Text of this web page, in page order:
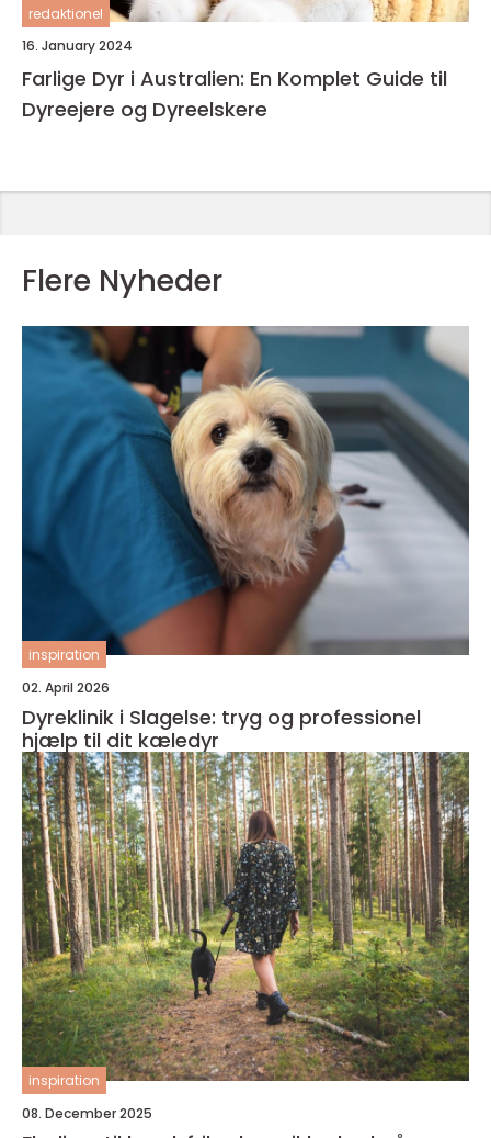
redaktionel
16. January 2024
Farlige Dyr i Australien: En Komplet Guide til
Dyreejere og Dyreelskere
Flere Nyheder
inspiration
02. April 2026
Dyreklinik i Slagelse: tryg og professionel
hjælp til dit kæledyr
inspiration
08. December 2025